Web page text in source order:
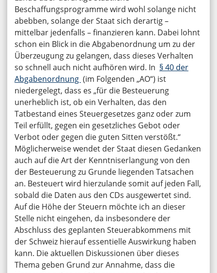
Beschaffungsprogramme wird wohl solange nicht
abebben, solange der Staat sich derartig –
mittelbar jedenfalls – finanzieren kann. Dabei lohnt
schon ein Blick in die Abgabenordnung um zu der
Überzeugung zu gelangen, dass dieses Verhalten
so schnell auch nicht aufhören wird. In § 40 der
Abgabenordnung (im Folgenden „AO“) ist
niedergelegt, dass es „für die Besteuerung
unerheblich ist, ob ein Verhalten, das den
Tatbestand eines Steuergesetzes ganz oder zum
Teil erfüllt, gegen ein gesetzliches Gebot oder
Verbot oder gegen die guten Sitten verstößt.“
Möglicherweise wendet der Staat diesen Gedanken
auch auf die Art der Kenntniserlangung von den
der Besteuerung zu Grunde liegenden Tatsachen
an. Besteuert wird hierzulande somit auf jeden Fall,
sobald die Daten aus den CDs ausgewertet sind.
Auf die Höhe der Steuern möchte ich an dieser
Stelle nicht eingehen, da insbesondere der
Abschluss des geplanten Steuerabkommens mit
der Schweiz hierauf essentielle Auswirkung haben
kann. Die aktuellen Diskussionen über dieses
Thema geben Grund zur Annahme, dass die